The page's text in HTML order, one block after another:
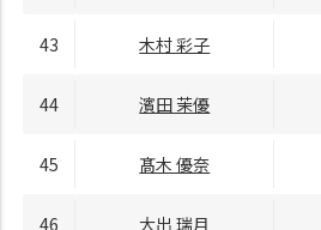
43 木村 彩子
44 濱田 茉優
45 髙木 優奈
46 大出 瑞月